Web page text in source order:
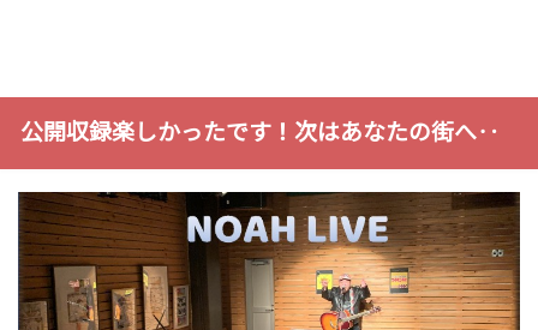
公開収録楽しかったです！次はあなたの街へ‥